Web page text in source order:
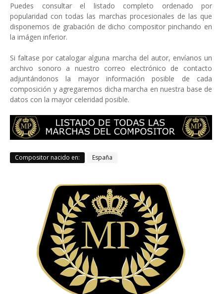
Puedes consultar el listado completo ordenado por
popularidad con todas las marchas procesionales de las que
disponemos de grabación de dicho compositor pinchando en
la imágen inferior.
Si faltase por catalogar alguna marcha del autor, envíanos un
archivo sonoro a nuestro correo electrónico de contacto
adjuntándonos la mayor información posible de cada
composición y agregaremos dicha marcha en nuestra base de
datos con la mayor celeridad posible.
Compositor nacido en: España